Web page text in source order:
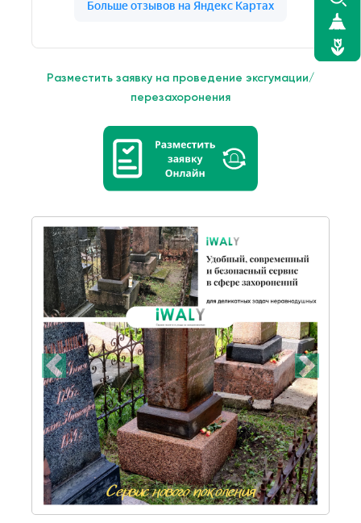
Разместить заявку на проведение эксгумации/
перезахоронения